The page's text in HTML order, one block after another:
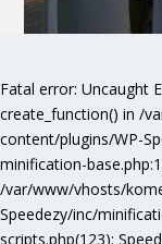
Fatal error: Uncaught
create_function() in /
content/plugins/WP-
minification-
/var/www/vhosts/
Speedezy/inc/
scripts.php(123):